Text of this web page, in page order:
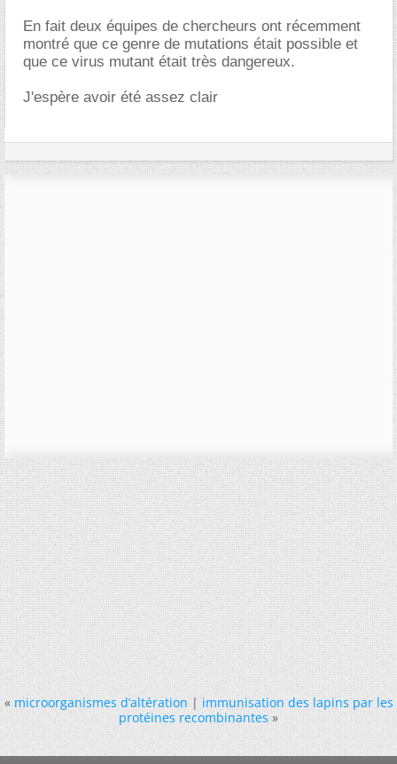
En fait deux équipes de chercheurs ont récemment
montré que ce genre de mutations était possible et
que ce virus mutant était très dangereux.
J'espère avoir été assez clair
« microorganismes d’altération|immunisation des lapins par les
protéines recombinantes »